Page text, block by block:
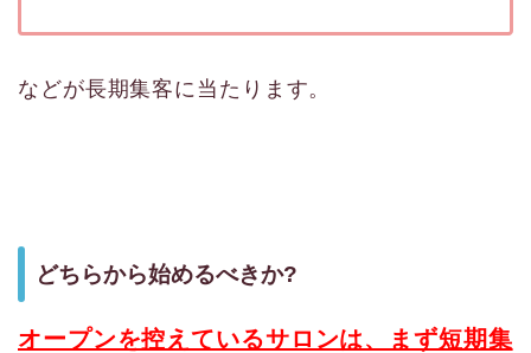
などが長期集客に当たります。
どちらから始めるべきか?
オープンを控えているサロンは、まず短期集